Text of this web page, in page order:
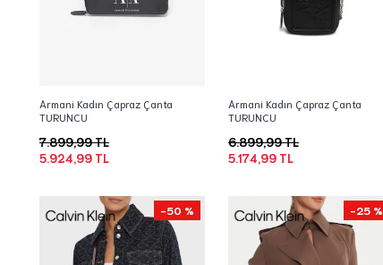
Armani Kadın Çapraz Çanta
TURUNCU
5.924,99 TL
7.899,99 TL
Armani Kadın Çapraz Çanta
TURUNCU
5.174,99 TL
6.899,99 TL
-50 % -25 %